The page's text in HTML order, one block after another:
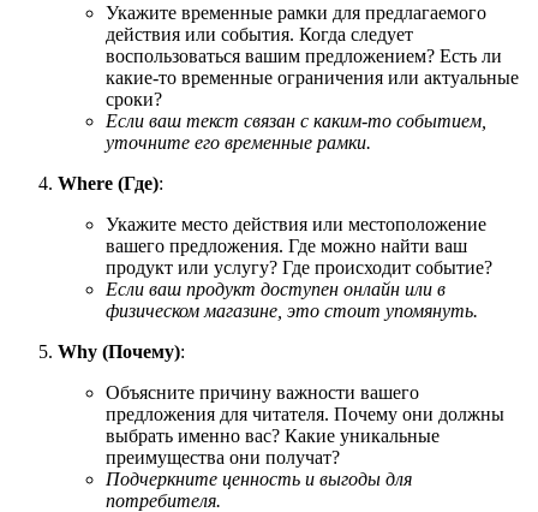
Укажите временные рамки для предлагаемого
действия или события. Когда следует
воспользоваться вашим предложением? Есть ли
какие-то временные ограничения или актуальные
сроки?
Если ваш текст связан с каким-то событием,
уточните его временные рамки.
Where (Где):
Укажите место действия или местоположение
вашего предложения. Где можно найти ваш
продукт или услугу? Где происходит событие?
Если ваш продукт доступен онлайн или в
физическом магазине, это стоит упомянуть.
Why (Почему):
Объясните причину важности вашего
предложения для читателя. Почему они должны
выбрать именно вас? Какие уникальные
преимущества они получат?
Подчеркните ценность и выгоды для
потребителя.